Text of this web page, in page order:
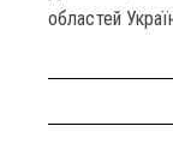
областей